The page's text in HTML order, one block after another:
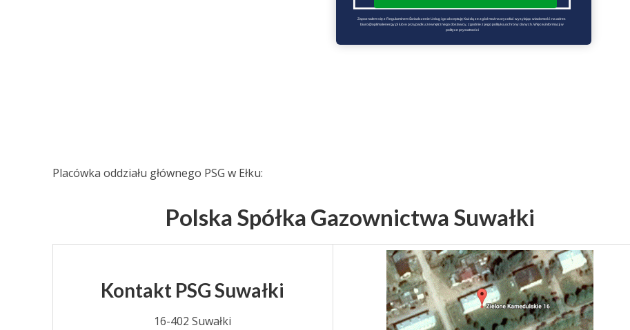
Placówka oddziału głównego PSG w Ełku:
Polska Spółka Gazownictwa Suwałki
Kontakt PSG Suwałki
16-402 Suwałki
Zapoznałem się z Regulaminem Świadczenie Usług i go akceptuję Każdą ze zgód można wycofać wysyłając wiadomość na adres
biuro@optimalenergy.pl lub w przypadku zewnętrznego dostawcy, zgodnie z jego polityką ochrony danych. Więcej informacji w
polityce prywatności